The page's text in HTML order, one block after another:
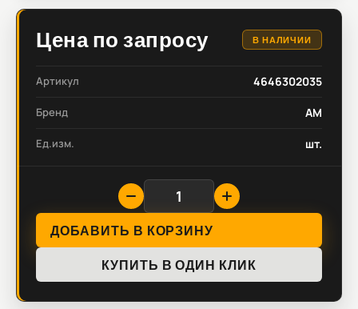
Цена по запросу В НАЛИЧИИ
Артикул 4646302035
Бренд AM
Ед.изм. шт.
ДОБАВИТЬ В КОРЗИНУ
КУПИТЬ В ОДИН КЛИК